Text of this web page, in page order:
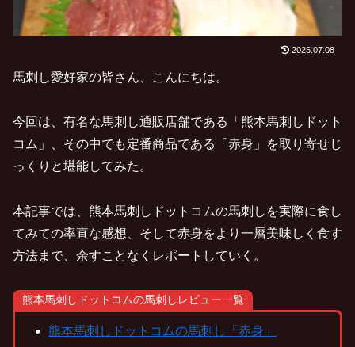
2025.07.08
馬刺し愛好家の皆さん、こんにちは。
今回は、有名な馬刺し通販店舗である「熊本馬刺しドット
コム」、その中でも定番商品である「赤身」を取り寄せじ
っくりと堪能してみた。
本記事では、熊本馬刺しドットコムの馬刺しを実際に食し
てみての率直な感想、そして赤身をより一層美味しく食す
方法まで、余すことなくレポートしていく。
熊本馬刺しドットコムの馬刺しレビュー一覧
熊本馬刺しドットコムの馬刺し「赤身」